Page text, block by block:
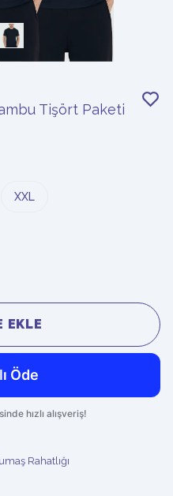
Tişört Paketi
XXL
EKLE
Rahatlığı